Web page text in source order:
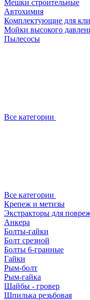
Мешки строительные
Автохимия
Комплектующие для
Мойки высокого
Пылесосы
Все категории
Все категории
Крепеж и метизы
Экстракторы для
Анкера
Болты-гайки
Болт срезной
Болты 6-гранные
Гайки
Рым-болт
Рым-гайка
Шайбы - гровер
Шпилька резьбовая